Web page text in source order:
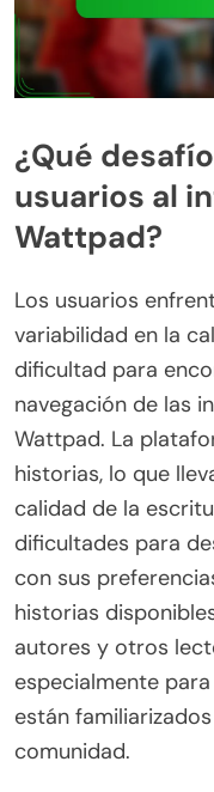
¿Qué
usuarios al
Wattpad?
Los usuarios
variabilidad en la
dificultad para
navegación de las
Wattpad. La
historias, lo que
calidad de la
dificultades para
con sus
historias
autores y otros
especialmente
están
comunidad.